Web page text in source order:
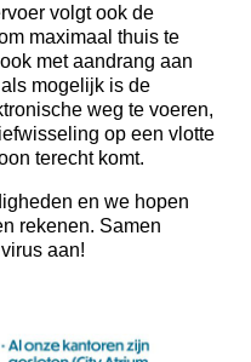
volgt ook de
maximaal thuis te
met aandrang aan
mogelijk is de
weg te voeren,
op een vlotte
terecht komt.
en we hopen
rekenen. Samen
aan!